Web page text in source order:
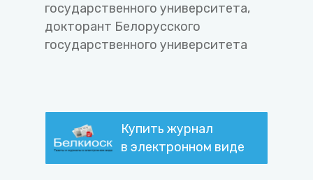
государственного университета,
докторант Белорусского
государственного университета
Купить журнал
в электронном виде